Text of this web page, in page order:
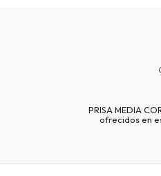
PRISA MEDIA
ofrecidos en